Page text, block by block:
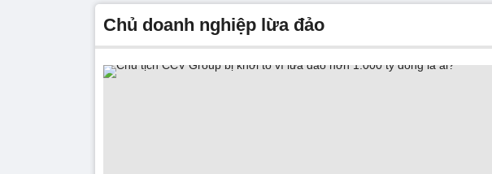
chủ doanh nghiệp lừa đảo